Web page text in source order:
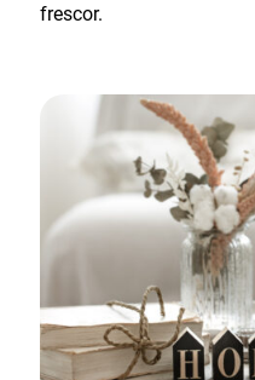
frescor.